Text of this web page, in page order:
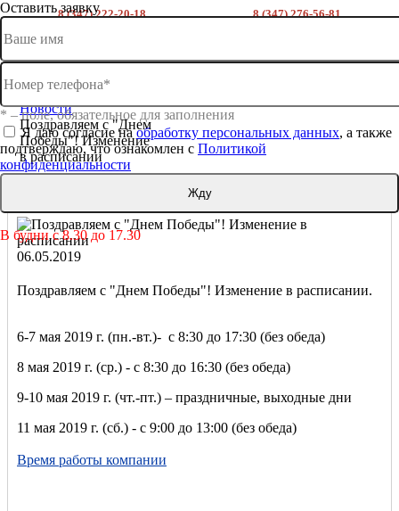
РЕГИСТРАЦИЯ
8 (347) 222-20-18 8 (347) 276-56-81
Главная
О компании
Новости
Поздравляем с "Днем
Победы"! Изменение
в расписании
Поздравляем с "Днем Победы"! Изменение в расписании
06.05.2019
Поздравляем с "Днем Победы"! Изменение в расписании.
6-7 мая 2019 г. (пн.-вт.)- с 8:30 до 17:30 (без обеда)
8 мая 2019 г. (ср.) - с 8:30 до 16:30 (без обеда)
9-10 мая 2019 г. (чт.-пт.) – праздничные, выходные дни
11 мая 2019 г. (сб.) - с 9:00 до 13:00 (без обеда)
Время работы компании
Оставить заявку
* – поле, обязательное для заполнения
Я даю согласие наобработку персональных данных, а также
подтверждаю, что ознакомлен с Политикой
конфиденциальности
В будни с 8.30 до 17.30